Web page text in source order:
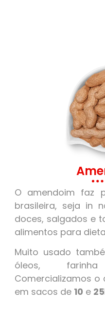
O amendoim faz
brasileira, seja in
doces, salgados e
alimentos para
Muito usado
óleos,
Comercializamos
em sacos de 10 e